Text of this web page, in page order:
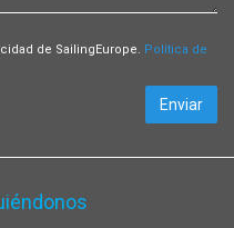
de SailingEurope. Política de
Enviar